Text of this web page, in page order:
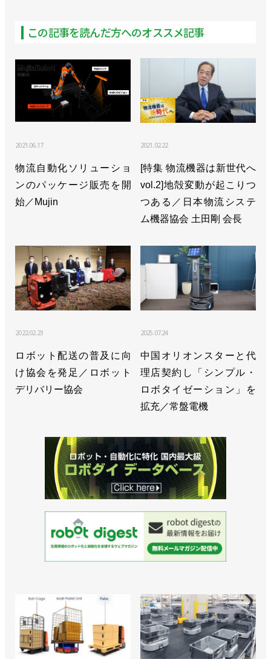
この記事を読んだ方へのオススメ記事
2021.06.17
物流自動化ソリューショ
ンのパッケージ販売を開
始／Mujin
2021.02.22
[特集 物流機器は新世代へ
vol.2]地殻変動が起こりつ
つある／日本物流システ
ム機器協会 土田剛 会長
2022.02.23
ロボット配送の普及に向
け協会を発足／ロボット
デリバリー協会
2025.07.24
中国オリオンスターと代
理店契約し「シンプル・
ロボタイゼーション」を
拡充／常盤電機